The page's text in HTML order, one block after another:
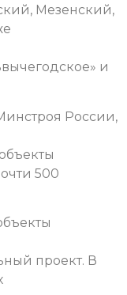
Мезенский,
и
России,
500
проект. В